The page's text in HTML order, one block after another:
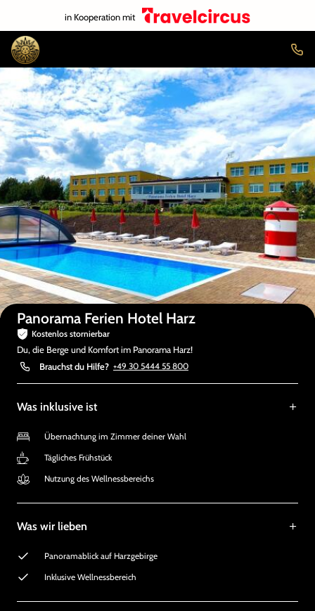
in Kooperation mit
Auf der Karte anzeigen
Panorama Ferien Hotel Harz
Kostenlos stornierbar
Du, die Berge und Komfort im Panorama Harz!
Brauchst du Hilfe? +49 30 5444 55 800
Was inklusive ist
Übernachtung im Zimmer deiner Wahl
Tägliches Frühstück
Nutzung des Wellnessbereichs
Was wir lieben
Panoramablick auf Harzgebirge
Inklusive Wellnessbereich